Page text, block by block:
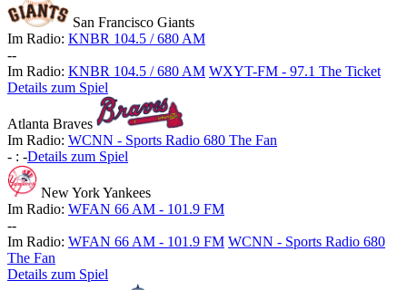
San Francisco Giants
Im Radio: KNBR 104.5 / 680 AM
--
Im Radio: KNBR 104.5 / 680 AM WXYT-FM - 97.1 The Ticket
Details zum Spiel
Atlanta Braves
Im Radio: WCNN - Sports Radio 680 The Fan
- : -Details zum Spiel
New York Yankees
Im Radio: WFAN 66 AM - 101.9 FM
--
Im Radio: WFAN 66 AM - 101.9 FM WCNN - Sports Radio 680
The Fan
Details zum Spiel